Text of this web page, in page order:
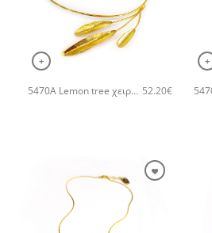
+
5470A Lemon tree χειροποίητο κολιέ Catherine bijoux Χρυσό 52.20€
+